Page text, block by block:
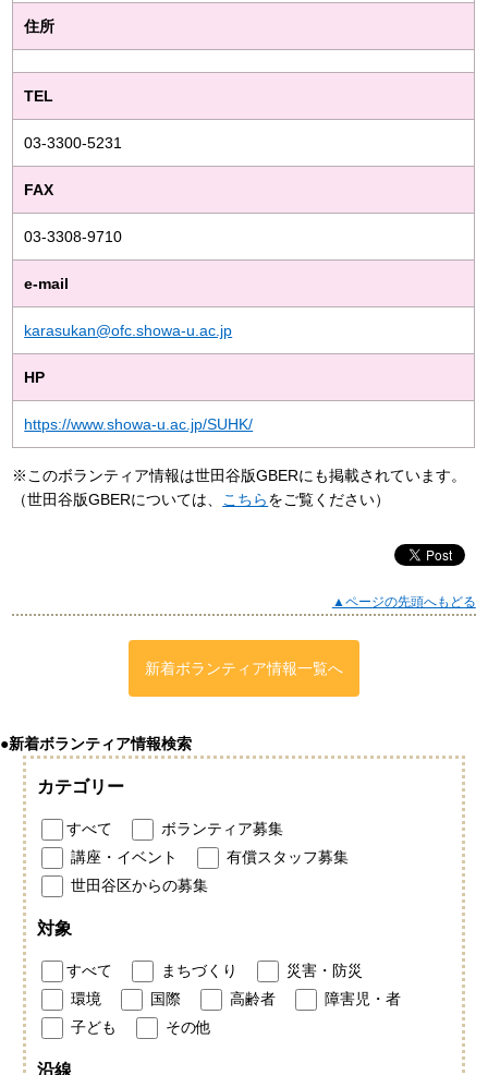
住所
TEL
03-3300-5231
FAX
03-3308-9710
e-mail
karasukan@ofc.showa-u.ac.jp
HP
https://www.showa-u.ac.jp/SUHK/
※このボランティア情報は世田谷版GBERにも掲載されています。
（世田谷版GBERについては、
こちらをご覧ください）
▲ページの先頭へもどる
新着ボランティア情報一覧へ
●新着ボランティア情報検索
カテゴリー
すべて
ボランティア募集
講座・イベント
有償スタッフ募集
世田谷区からの募集
対象
すべて まちづくり
災害・防災
環境
国際 高齢者
障害児・者
子ども
その他
沿線